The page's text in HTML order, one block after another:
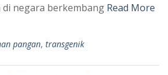
di negara berkembang Read More
pangan, transgenik